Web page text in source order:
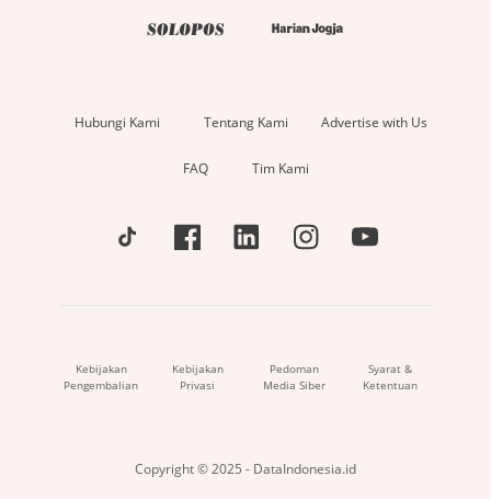
Hubungi Kami Tentang Kami Advertise with Us
FAQ Tim Kami
Kebijakan
Pengembalian
Kebijakan
Privasi
Pedoman
Media Siber
Syarat &
Ketentuan
Copyright © 2025 - DataIndonesia.id